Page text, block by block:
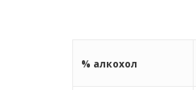
% алкохол